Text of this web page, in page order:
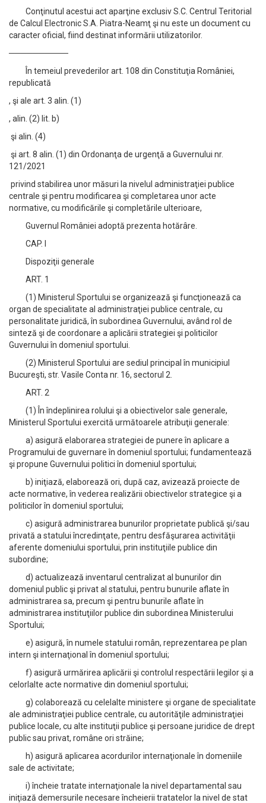
Conţinutul acestui act aparţine exclusiv S.C. Centrul Teritorial
de Calcul Electronic S.A. Piatra-Neamţ şi nu este un document cu
caracter oficial, fiind destinat informării utilizatorilor.
──────────
În temeiul prevederilor art. 108 din Constituţia României,
republicată
, şi ale art. 3 alin. (1)
, alin. (2) lit. b)
şi alin. (4)
şi art. 8 alin. (1) din Ordonanţa de urgenţă a Guvernului nr.
121/2021
privind stabilirea unor măsuri la nivelul administraţiei publice
centrale şi pentru modificarea şi completarea unor acte
normative, cu modificările şi completările ulterioare,
Guvernul României adoptă prezenta hotărâre.
CAP. I
Dispoziţii generale
ART. 1
(1) Ministerul Sportului se organizează şi funcţionează ca
organ de specialitate al administraţiei publice centrale, cu
personalitate juridică, în subordinea Guvernului, având rol de
sinteză şi de coordonare a aplicării strategiei şi politicilor
Guvernului în domeniul sportului.
(2) Ministerul Sportului are sediul principal în municipiul
Bucureşti, str. Vasile Conta nr. 16, sectorul 2.
ART. 2
(1) În îndeplinirea rolului şi a obiectivelor sale generale,
Ministerul Sportului exercită următoarele atribuţii generale:
a) asigură elaborarea strategiei de punere în aplicare a
Programului de guvernare în domeniul sportului; fundamentează
şi propune Guvernului politici în domeniul sportului;
b) iniţiază, elaborează ori, după caz, avizează proiecte de
acte normative, în vederea realizării obiectivelor strategice şi a
politicilor în domeniul sportului;
c) asigură administrarea bunurilor proprietate publică şi/sau
privată a statului încredinţate, pentru desfăşurarea activităţii
aferente domeniului sportului, prin instituţiile publice din
subordine;
d) actualizează inventarul centralizat al bunurilor din
domeniul public şi privat al statului, pentru bunurile aflate în
administrarea sa, precum şi pentru bunurile aflate în
administrarea instituţiilor publice din subordinea Ministerului
Sportului;
e) asigură, în numele statului român, reprezentarea pe plan
intern şi internaţional în domeniul sportului;
f) asigură urmărirea aplicării şi controlul respectării legilor şi a
celorlalte acte normative din domeniul sportului;
g) colaborează cu celelalte ministere şi organe de specialitate
ale administraţiei publice centrale, cu autorităţile administraţiei
publice locale, cu alte instituţii publice şi persoane juridice de drept
public sau privat, române ori străine;
h) asigură aplicarea acordurilor internaţionale în domeniile
sale de activitate;
i) încheie tratate internaţionale la nivel departamental sau
iniţiază demersurile necesare încheierii tratatelor la nivel de stat